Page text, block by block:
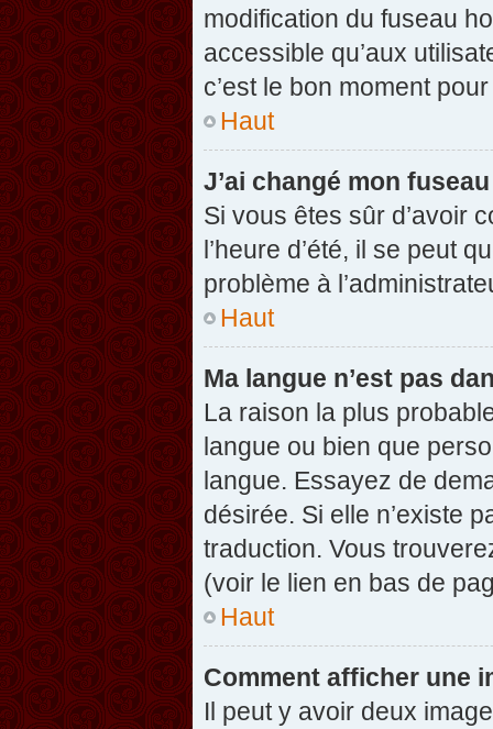
modification du fuseau
accessible qu’aux
c’est le bon moment
Haut
J’ai changé mon
Si vous êtes sûr d’avoir
l’heure d’été, il se peut
problème à
Haut
Ma langue n’est pas
La raison la plus
langue ou bien que
langue. Essayez de
désirée. Si elle n’existe
traduction. Vous
(voir le lien en bas de
Haut
Comment afficher une
Il peut y avoir deux